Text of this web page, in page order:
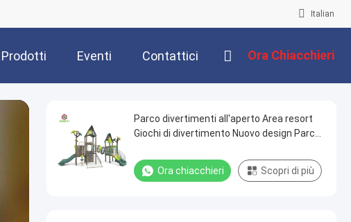
Italian
Prodotti Eventi Contattici Ora Chiacchieri
Parco divertimenti all'aperto Area resort
Giochi di divertimento Nuovo design Parco
all'aperto per bambini
Ora chiacchieri Scopri di più